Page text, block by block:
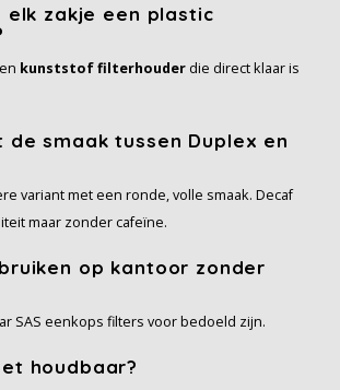
zakje een plastic
kunststof filterhouder die direct klaar is
de smaak tussen Duplex en
variant met een ronde, volle smaak. Decaf
maar zonder cafeïne.
op kantoor zonder
SAS eenkops filters voor bedoeld zijn.
houdbaar?